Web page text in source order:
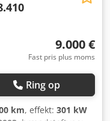
9.000 €
Fast pris plus moms
Ring op
km, effekt: 301 kW